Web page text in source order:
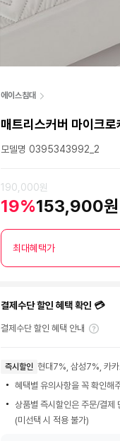
에이스침대
매트리스커버 마이크
모델명 0395343992_2
190,000원
19%153,900원
최대혜택가
결제수단 할인 혜택 확인 💳
결제수단 할인 혜택 안내
즉시할인 현대7%, 삼성7%, 카
혜택별 유의사항을 꼭 확인해
상품별 즉시할인은 주문/결제
(미선택 시 적용 불가)